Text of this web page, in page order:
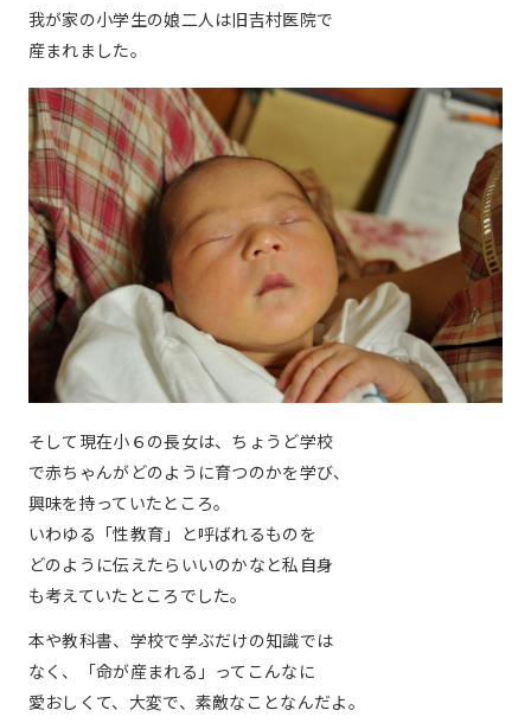
我が家の小学生の娘二人は旧吉村医院で
産まれました。
そして現在小６の長女は、ちょうど学校
で赤ちゃんがどのように育つのかを学び、
興味を持っていたところ。
いわゆる「性教育」と呼ばれるものを
どのように伝えたらいいのかなと私自身
も考えていたところでした。
本や教科書、学校で学ぶだけの知識では
なく、「命が産まれる」ってこんなに
愛おしくて、大変で、素敵なことなんだよ。